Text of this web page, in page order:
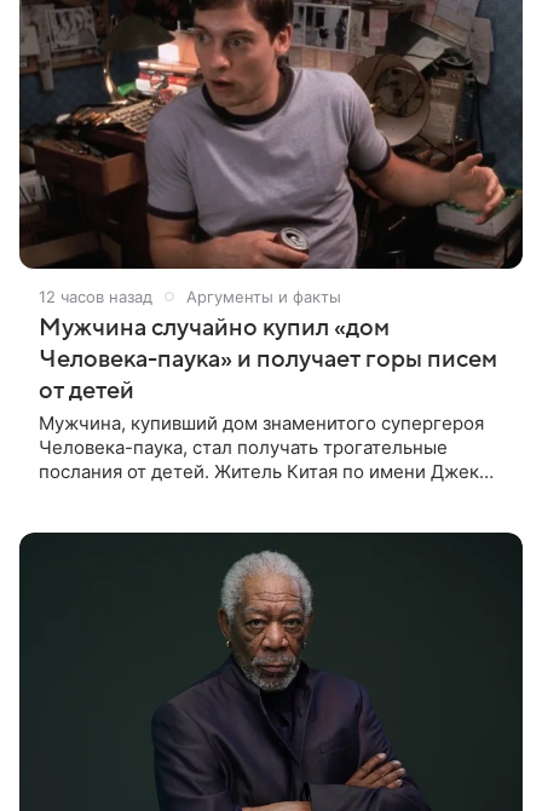
12 часов назад Аргументы и факты
Мужчина случайно купил «дом
Человека-паука» и получает горы писем
от детей
Мужчина, купивший дом знаменитого супергероя
Человека-паука, стал получать трогательные
послания от детей. Житель Китая по имени Джек